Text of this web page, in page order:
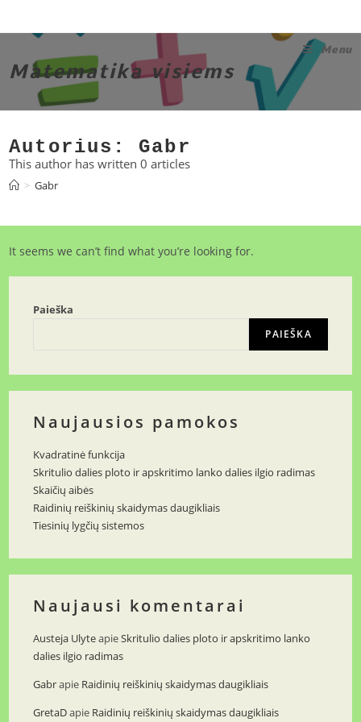
Matematika visiems
Menu
Autorius: Gabr
This author has written 0 articles
> Gabr
It seems we can’t find what you’re looking for.
Paieška
PAIEŠKA
Naujausios pamokos
Kvadratinė funkcija
Skritulio dalies ploto ir apskritimo lanko dalies ilgio radimas
Skaičių aibės
Raidinių reiškinių skaidymas daugikliais
Tiesinių lygčių sistemos
Naujausi komentarai
Austeja UlyteapieSkritulio dalies ploto ir apskritimo lanko
dalies ilgio radimas
Gabrapie Raidinių reiškinių skaidymas daugikliais
GretaDapie Raidinių reiškinių skaidymas daugikliais